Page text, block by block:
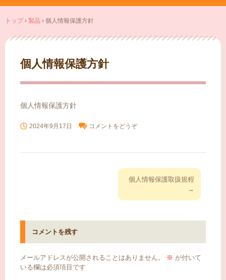
ン
テ
トップ › 製品 › 個人情報保護方針
個人情報保護方針
個人情報保護方針
2024年9月17日 コメントをどうぞ
ョ
個人情報保護取扱規程
→
コメントを残す
メールアドレスが公開されることはありません。 ※ が付いて
いる欄は必須項目です